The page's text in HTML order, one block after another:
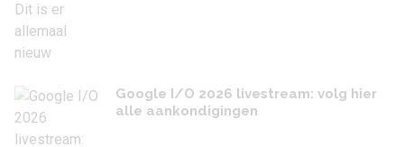
Google I/O 2026 livestream: volg hier
alle aankondigingen